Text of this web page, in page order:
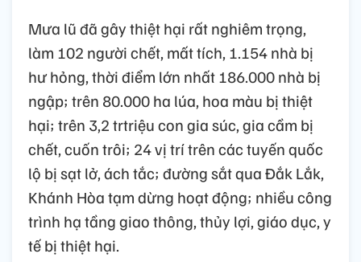
Mưa lũ đã gây thiệt hại rất nghiêm trọng,
làm 102 người chết, mất tích, 1.154 nhà bị
hư hỏng, thời điểm lớn nhất 186.000 nhà bị
ngập; trên 80.000 ha lúa, hoa màu bị thiệt
hại; trên 3,2 trtriệu con gia súc, gia cầm bị
chết, cuốn trôi; 24 vị trí trên các tuyến quốc
lộ bị sạt lở, ách tắc; đường sắt qua Đắk Lắk,
Khánh Hòa tạm dừng hoạt động; nhiều công
trình hạ tầng giao thông, thủy lợi, giáo dục, y
tế bị thiệt hại.